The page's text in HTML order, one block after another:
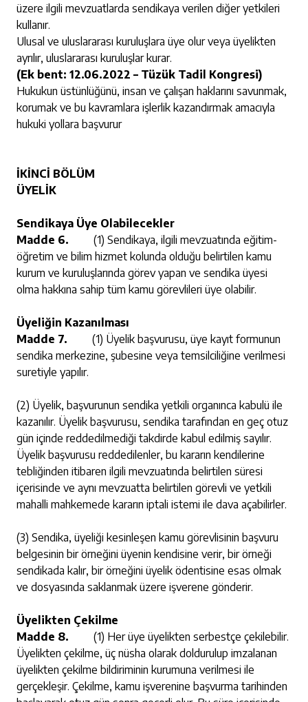
üzere ilgili mevzuatlarda sendikaya verilen diğer yetkileri
kullanır.
Ulusal ve uluslararası kuruluşlara üye olur veya üyelikten
ayrılır, uluslararası kuruluşlar kurar.
(Ek bent: 12.06.2022 – Tüzük Tadil Kongresi)
Hukukun üstünlüğünü, insan ve çalışan haklarını savunmak,
korumak ve bu kavramlara işlerlik kazandırmak amacıyla
hukuki yollara başvurur
İKİNCİ BÖLÜM
ÜYELİK
Sendikaya Üye Olabilecekler
Madde 6. (1) Sendikaya, ilgili mevzuatında eğitim-
öğretim ve bilim hizmet kolunda olduğu belirtilen kamu
kurum ve kuruluşlarında görev yapan ve sendika üyesi
olma hakkına sahip tüm kamu görevlileri üye olabilir.
Üyeliğin Kazanılması
Madde 7. (1) Üyelik başvurusu, üye kayıt formunun
sendika merkezine, şubesine veya temsilciliğine verilmesi
suretiyle yapılır.
(2) Üyelik, başvurunun sendika yetkili organınca kabulü ile
kazanılır. Üyelik başvurusu, sendika tarafından en geç otuz
gün içinde reddedilmediği takdirde kabul edilmiş sayılır.
Üyelik başvurusu reddedilenler, bu kararın kendilerine
tebliğinden itibaren ilgili mevzuatında belirtilen süresi
içerisinde ve aynı mevzuatta belirtilen görevli ve yetkili
mahalli mahkemede kararın iptali istemi ile dava açabilirler.
(3) Sendika, üyeliği kesinleşen kamu görevlisinin başvuru
belgesinin bir örneğini üyenin kendisine verir, bir örneği
sendikada kalır, bir örneğini üyelik ödentisine esas olmak
ve dosyasında saklanmak üzere işverene gönderir.
Üyelikten Çekilme
Madde 8. (1) Her üye üyelikten serbestçe çekilebilir.
Üyelikten çekilme, üç nüsha olarak doldurulup imzalanan
üyelikten çekilme bildiriminin kurumuna verilmesi ile
gerçekleşir. Çekilme, kamu işverenine başvurma tarihinden